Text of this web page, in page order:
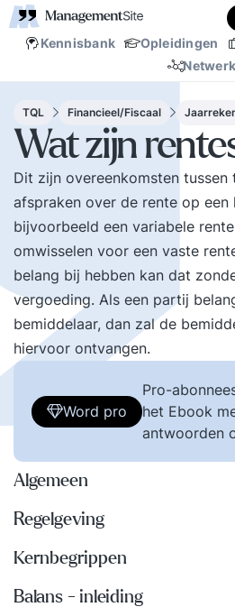
Kennisbank Opleidingen
Netwerk
TQL Financieel/Fiscaal
Wat zijn
Dit zijn overeenkomsten
afspraken over de rente op een
bijvoorbeeld een variabele
omwisselen voor een vaste
belang bij hebben kan dat
vergoeding. Als een partij
bemiddelaar, dan zal de
hiervoor ontvangen.
Word pro
Pro-
het Ebook
antwoorden
Algemeen
Regelgeving
Kernbegrippen
Balans - inleiding